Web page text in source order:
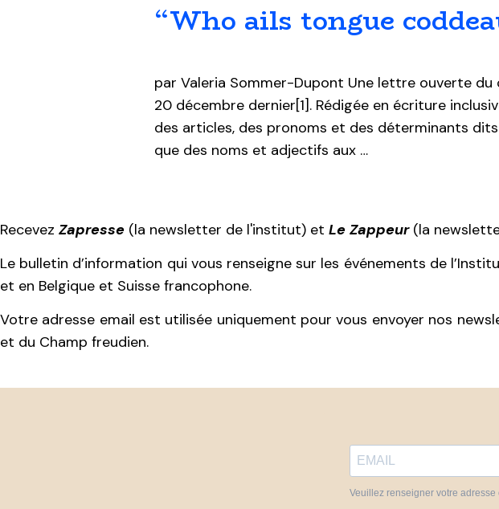
“Who ails tongue
par Valeria Sommer-Dupont Une lettre ouverte
20 décembre dernier[1]. Rédigée en écriture
des articles, des pronoms et des déterminants dits
que des noms et adjectifs aux …
Recevez Zapresse (la newsletter de l'institut) et Le Zappeur(la
Le bulletin d’information qui vous renseigne sur les événements de
et en Belgique et Suisse francophone.
Votre adresse email est utilisée uniquement pour vous envoyer nos
et du Champ freudien.
Veuillez renseigner votre